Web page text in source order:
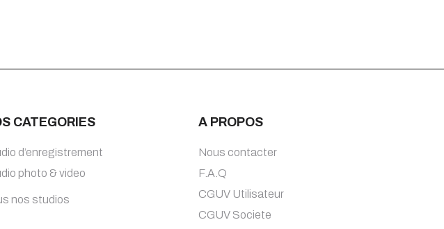
CATEGORIES
d’enregistrement
photo & video
nos studios
A PROPOS
Nous contacter
F.A.Q
CGUV Utilisateur
CGUV Societe